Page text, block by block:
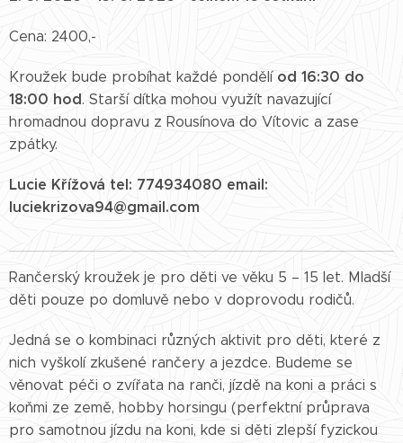
Cena: 2400,-
Kroužek bude probíhat každé pondělí od 16:30 do
18:00 hod. Starší dítka mohou využít navazující
hromadnou dopravu z Rousínova do Vítovic a zase
zpátky.
Lucie Křížová tel: 774934080 email:
luciekrizova94@gmail.com
Rančerský kroužek je pro děti ve věku 5 – 15 let. Mladší
děti pouze po domluvě nebo v doprovodu rodičů.
Jedná se o kombinaci různých aktivit pro děti, které z
nich vyškolí zkušené rančery a jezdce. Budeme se
věnovat péči o zvířata na ranči, jízdě na koni a práci s
koňmi ze země, hobby horsingu (perfektní průprava
pro samotnou jízdu na koni, kde si děti zlepší fyzickou